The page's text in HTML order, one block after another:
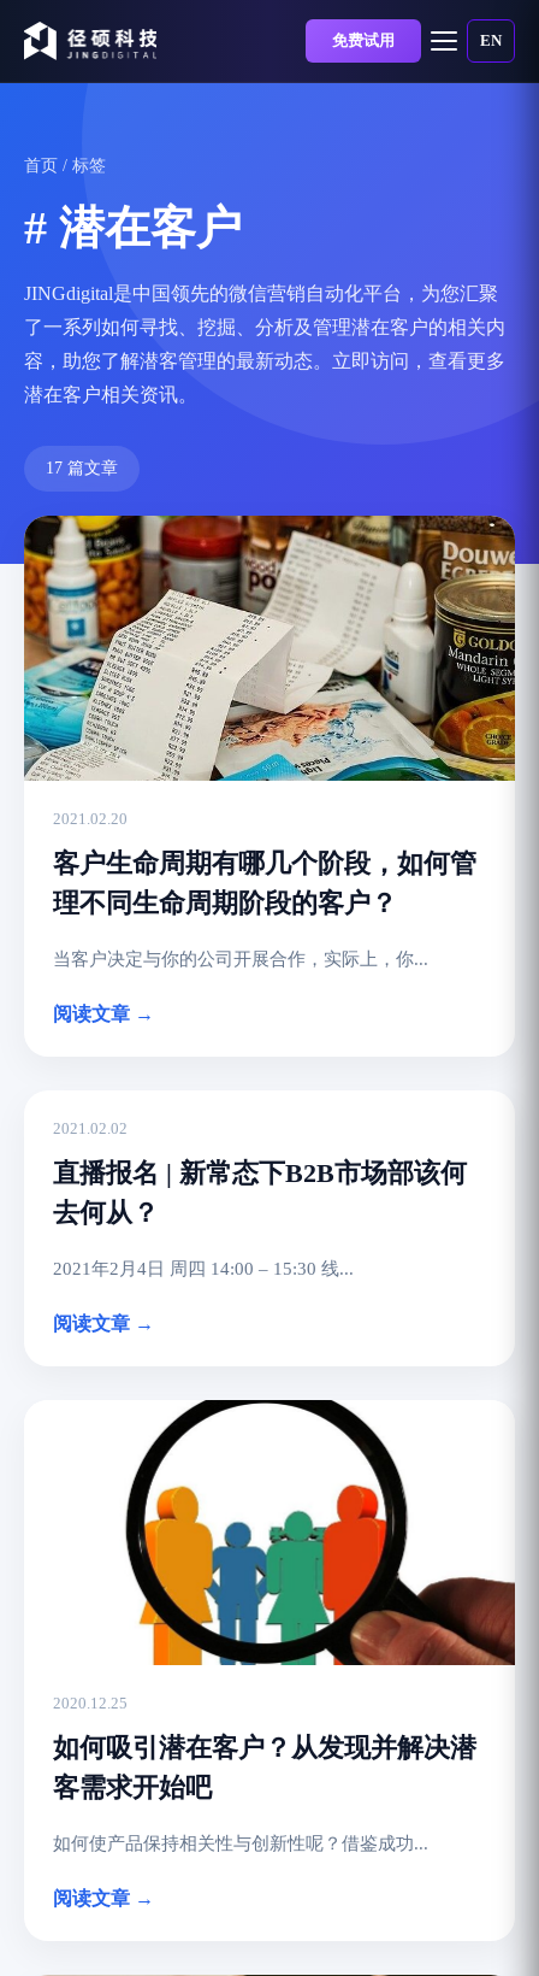
免费试用 EN
首页 / 标签
# 潜在客户
JINGdigital是中国领先的微信营销自动化平台，为您汇聚
了一系列如何寻找、挖掘、分析及管理潜在客户的相关内
容，助您了解潜客管理的最新动态。立即访问，查看更多
潜在客户相关资讯。
17 篇文章
2021.02.20
客户生命周期有哪几个阶段，如何管
理不同生命周期阶段的客户？
当客户决定与你的公司开展合作，实际上，你...
阅读文章 →
2021.02.02
直播报名 | 新常态下B2B市场部该何
去何从？
2021年2月4日 周四 14:00 – 15:30 线...
阅读文章 →
2020.12.25
如何吸引潜在客户？从发现并解决潜
客需求开始吧
如何使产品保持相关性与创新性呢？借鉴成功...
阅读文章 →